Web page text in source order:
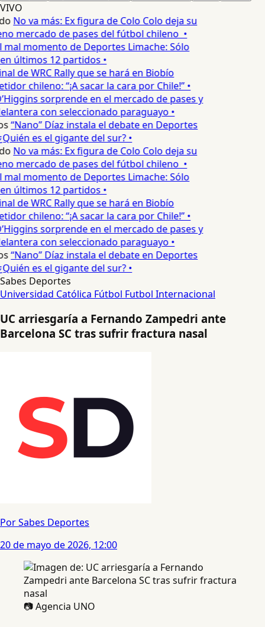
VIVO
No va más: Ex figura de Colo Colo deja su
mercado de pases del fútbol chileno •
mal momento de Deportes Limache: Sólo
últimos 12 partidos •
de WRC Rally que se hará en Biobío
chileno: “¡A sacar la cara por Chile!” •
sorprende en el mercado de pases y
con seleccionado paraguayo •
“Nano” Díaz instala el debate en Deportes
es el gigante del sur? •
No va más: Ex figura de Colo Colo deja su
mercado de pases del fútbol chileno •
mal momento de Deportes Limache: Sólo
últimos 12 partidos •
de WRC Rally que se hará en Biobío
chileno: “¡A sacar la cara por Chile!” •
sorprende en el mercado de pases y
con seleccionado paraguayo •
“Nano” Díaz instala el debate en Deportes
es el gigante del sur? •
Sabes Deportes
Universidad Católica Fútbol Futbol Internacional
UC arriesgaría a Fernando Zampedri ante
Barcelona SC tras sufrir fractura nasal
Por Sabes Deportes
20 de mayo de 2026, 12:00
📷 Agencia UNO